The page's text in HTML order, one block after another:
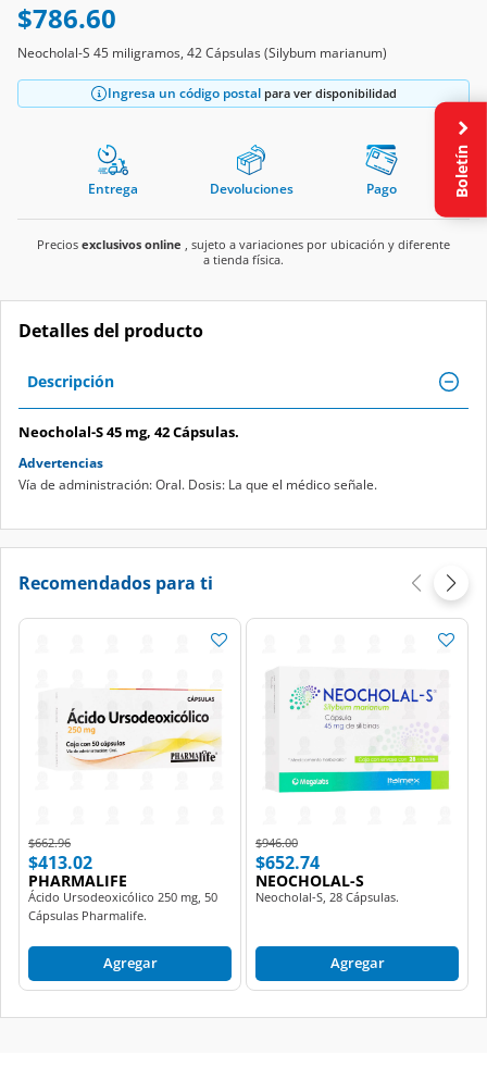
$786.60
Neocholal-S 45 miligramos, 42 Cápsulas (Silybum marianum)
Ingresa un código postal para ver disponibilidad
Entrega Devoluciones Pago
Precios exclusivos online , sujeto a variaciones por ubicación y diferente
a tienda física.
Detalles del producto
Descripción
Neocholal-S 45 mg, 42 Cápsulas.
Advertencias
Vía de administración: Oral. Dosis: La que el médico señale.
Recomendados para ti
Price reduced from
$662.96to
$413.02
PHARMALIFE
Ácido Ursodeoxicólico 250 mg, 50
Cápsulas Pharmalife.
Agregar
Price reduced from
$946.00to
$652.74
NEOCHOLAL-S
Neocholal-S, 28 Cápsulas.
Agregar
Boletín